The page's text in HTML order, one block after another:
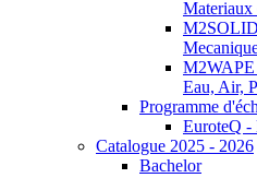
Materiaux
Eau, Air,
Programme
EuroteQ -
Catalogue 2025 - 2026
Bachelor